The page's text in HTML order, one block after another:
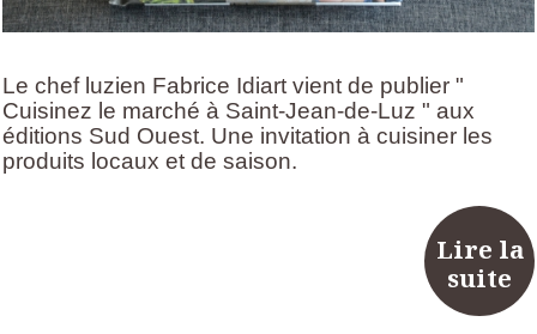
Le chef luzien Fabrice Idiart vient de publier "
Cuisinez le marché à Saint-Jean-de-Luz " aux
éditions Sud Ouest. Une invitation à cuisiner les
produits locaux et de saison.
Lire la
suite